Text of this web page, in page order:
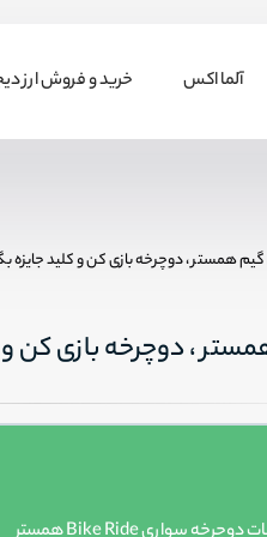
آلما اکس خرید و فروش ارز
همستر ، دوچرخه بازی کن و کلید جایزه
، دوچرخه بازی کن و